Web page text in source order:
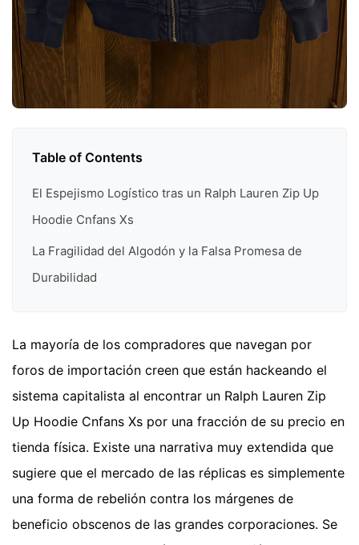
Table of Contents
El Espejismo Logístico tras un Ralph Lauren Zip Up
Hoodie Cnfans Xs
La Fragilidad del Algodón y la Falsa Promesa de
Durabilidad
La mayoría de los compradores que navegan por
foros de importación creen que están hackeando el
sistema capitalista al encontrar un Ralph Lauren Zip
Up Hoodie Cnfans Xs por una fracción de su precio en
tienda física. Existe una narrativa muy extendida que
sugiere que el mercado de las réplicas es simplemente
una forma de rebelión contra los márgenes de
beneficio obscenos de las grandes corporaciones. Se